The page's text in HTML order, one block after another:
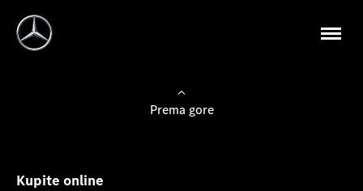
Prema gore
Kupite online